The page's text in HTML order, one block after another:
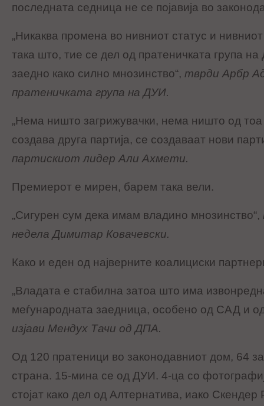
последната седница не се појавија во
„Никаква промена во нивниот статус и
така што, тие се дел од пратеничката група
заедно како силно мнозинство“, тврди Арбр
пратеничката група на ДУИ.
„Нема ништо загрижувачки, нема ништо од
создава друга партија, се создаваат нови
партискиот лидер Али Ахмети.
Премиерот е мирен, барем така вели.
„Сигурен сум дека имам владино мнозинство“,
недела Димитар Ковачевски.
Како и еден од најверните коалициски
„Владата е стабилна затоа што има
меѓународната заедница, особено од САД и од
изјави Мендух Тачи од ДПА.
Од 120 пратеници во законодавниот дом, 64
страна. 15-мина се од ДУИ. 4-ца со
стојат како дел од Алтернатива, иако